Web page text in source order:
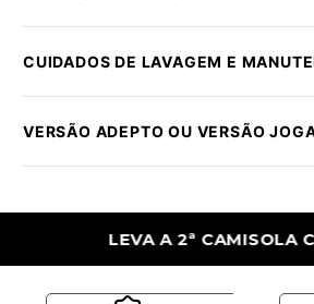
CUIDADOS DE LAVAGEM E
VERSÃO ADEPTO OU VERSÃO
LEVA A 2ª CAMISOLA COM